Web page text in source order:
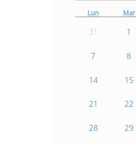
Lun Mar
31 1
7 8
14 15
21 22
28 29